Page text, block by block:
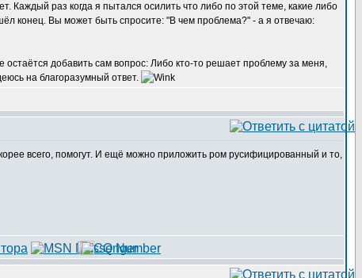
раз когда я пытался осилить что либо по этой теме, какие либо
конец. Вы может быть спросите: "В чем проблема?" - а я отвечаю:
остаётся добавить сам вопрос: Либо кто-то решает проблему за меня,
на благоразумный ответ.
всего, помогут. И ещё можно приложить ром русифицированный и то,